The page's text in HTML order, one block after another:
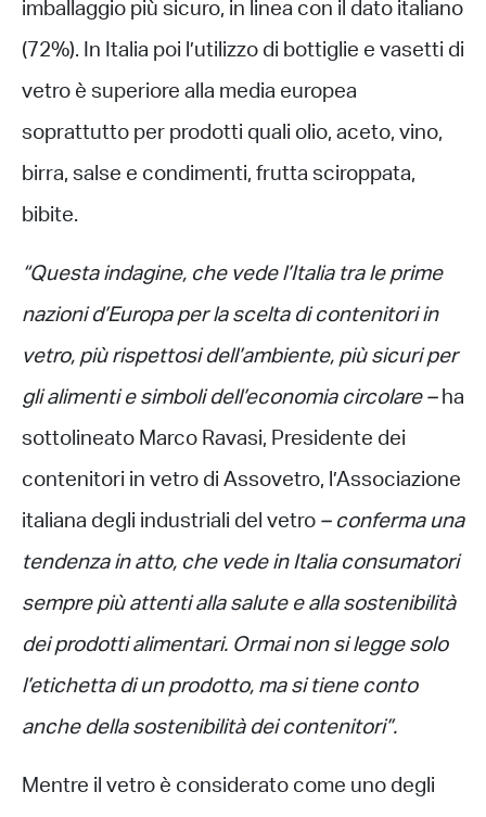
imballaggio più sicuro, in linea con il dato italiano
(72%). In Italia poi l’utilizzo di bottiglie e vasetti di
vetro è superiore alla media europea
soprattutto per prodotti quali olio, aceto, vino,
birra, salse e condimenti, frutta sciroppata,
bibite.
“Questa indagine, che vede l’Italia tra le prime
nazioni d’Europa per la scelta di contenitori in
vetro, più rispettosi dell’ambiente, più sicuri per
gli alimenti e simboli dell’economia circolare –ha
sottolineato Marco Ravasi, Presidente dei
contenitori in vetro di Assovetro, l’Associazione
italiana degli industriali del vetro – conferma una
tendenza in atto, che vede in Italia consumatori
sempre più attenti alla salute e alla sostenibilità
dei prodotti alimentari. Ormai non si legge solo
l’etichetta di un prodotto, ma si tiene conto
anche della sostenibilità dei contenitori”.
Mentre il vetro è considerato come uno degli